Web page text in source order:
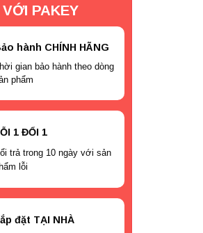
VỚI PAKEY
hành CHÍNH HÃNG
gian bảo hành theo dòng
phẩm
1 ĐỔI 1
trả trong 10 ngày với sản
lỗi
đặt TẠI NHÀ